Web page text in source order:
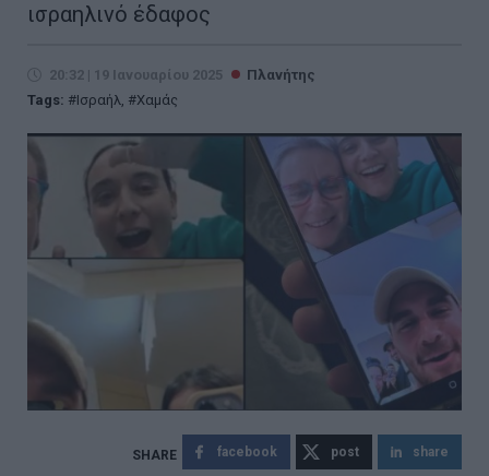
ισραηλινό έδαφος
20:32 | 19 Ιανουαρίου 2025
Πλανήτης
Tags:
Ισραήλ, Χαμάς
facebook post share